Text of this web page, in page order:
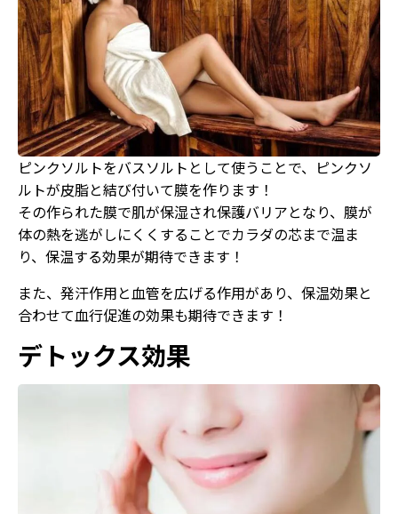
ピンクソルトをバスソルトとして使うことで、ピンクソ
ルトが皮脂と結び付いて膜を作ります！
その作られた膜で肌が保湿され保護バリアとなり、膜が
体の熱を逃がしにくくすることでカラダの芯まで温ま
り、保温する効果が期待できます！
また、発汗作用と血管を広げる作用があり、保温効果と
合わせて血行促進の効果も期待できます！
デトックス効果